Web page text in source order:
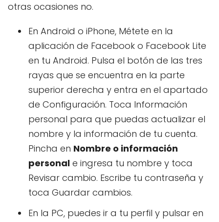
otras ocasiones no.
En Android o iPhone, Métete en la
aplicación de Facebook o Facebook Lite
en tu Android. Pulsa el botón de las tres
rayas que se encuentra en la parte
superior derecha y entra en el apartado
de Configuración. Toca Información
personal para que puedas actualizar el
nombre y la información de tu cuenta.
Pincha en Nombre o información
personal e ingresa tu nombre y toca
Revisar cambio. Escribe tu contraseña y
toca Guardar cambios.
En la PC, puedes ir a tu perfil y pulsar en